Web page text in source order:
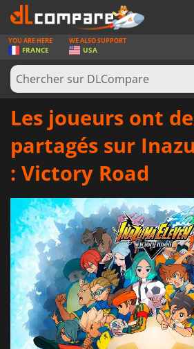
JEUX
CARTES PRÉPAYÉES
LOGICIELS
CONCOURS
MATÉRIEL
SE CONNECTER OU S'INSCRIRE
YOU ARE HERE
FRANCE
WE ALSO SUPPORT
USA
Les joueurs ont
partagés sur
: Victory Road